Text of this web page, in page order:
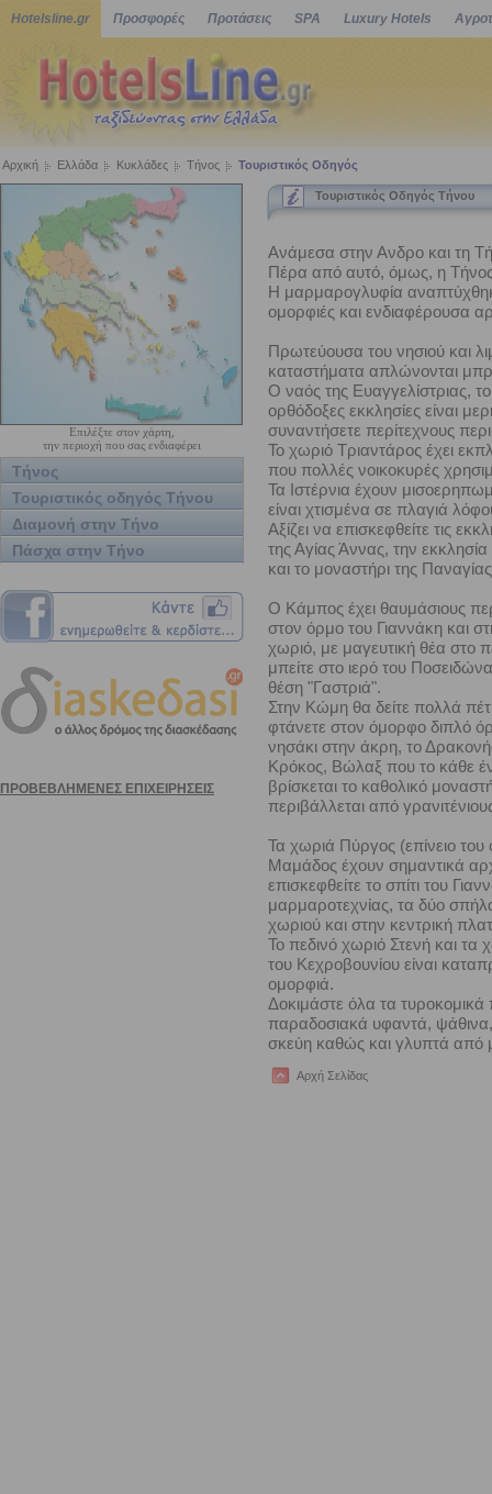
Hotelsline.gr Προσφορές Προτάσεις SPA Luxury Hotels
Αρχική Ελλάδα Κυκλάδες Τήνος Τουριστικός Οδηγός
Επιλέξτε στον χάρτη,
την περιοχή που σας ενδιαφέρει
Τήνος
Τουριστικός οδηγός Τήνου
Διαμονή στην Τήνο
Πάσχα στην Τήνο
Τουριστικός Οδηγός Τήνου
Ανάμεσα στην Ανδρο και τη
Πέρα από αυτό, όμως, η Τήνος
Η μαρμαρογλυφία
ομορφιές και ενδιαφέρουσα
Πρωτεύουσα του νησιού και
καταστήματα απλώνονται
Ο ναός της Ευαγγελίστριας,
ορθόδοξες εκκλησίες είναι
συναντήσετε περίτεχνους
Το χωριό Τριαντάρος έχει
που πολλές νοικοκυρές
Τα Ιστέρνια έχουν
είναι χτισμένα σε πλαγιά
Αξίζει να επισκεφθείτε τις
της Αγίας Άννας, την
και το μοναστήρι της
Ο Κάμπος έχει θαυμάσιους
στον όρμο του Γιαννάκη και
χωριό, με μαγευτική θέα στο
μπείτε στο ιερό του
θέση "Γαστριά".
Στην Κώμη θα δείτε πολλά
φτάνετε στον όμορφο διπλό
νησάκι στην άκρη, το
Κρόκος, Βώλαξ που το κάθε
βρίσκεται το καθολικό
περιβάλλεται από
Τα χωριά Πύργος (επίνειο
Μαμάδος έχουν σημαντικά
επισκεφθείτε το σπίτι του
μαρμαροτεχνίας, τα δύο
χωριού και στην κεντρική
Το πεδινό χωριό Στενή και
του Κεχροβουνίου είναι
ομορφιά.
Δοκιμάστε όλα τα
παραδοσιακά υφαντά, ψάθινα,
σκεύη καθώς και γλυπτά από
Αρχή Σελίδας